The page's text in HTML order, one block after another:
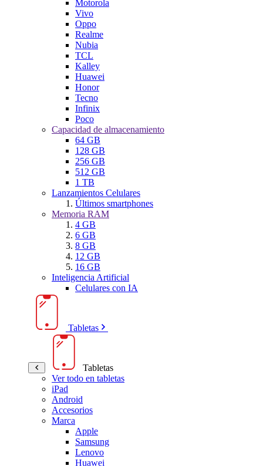
Motorola
Vivo
Oppo
Realme
Nubia
TCL
Kalley
Huawei
Honor
Tecno
Infinix
Poco
Capacidad de almacenamiento
64 GB
128 GB
256 GB
512 GB
1 TB
Lanzamientos Celulares
Últimos smartphones
Memoria RAM
4 GB
6 GB
8 GB
12 GB
16 GB
Inteligencia Artificial
Celulares con IA
Tabletas
Tabletas
Ver todo en tabletas
iPad
Android
Accesorios
Marca
Apple
Samsung
Lenovo
Huawei